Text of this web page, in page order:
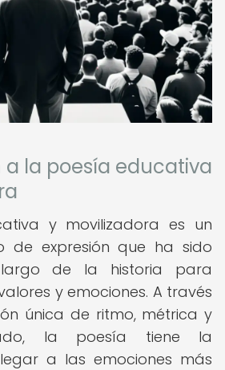
la poesía educativa
y movilizadora es un
de expresión que ha sido
de la historia para
y emociones. A través
única de ritmo, métrica y
la poesía tiene la
a las emociones más